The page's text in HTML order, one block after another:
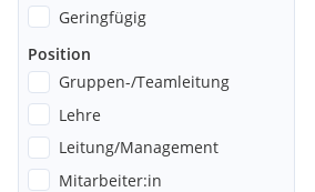
Geringfügig
Position
Gruppen-/Teamleitung
Lehre
Leitung/Management
Mitarbeiter:in